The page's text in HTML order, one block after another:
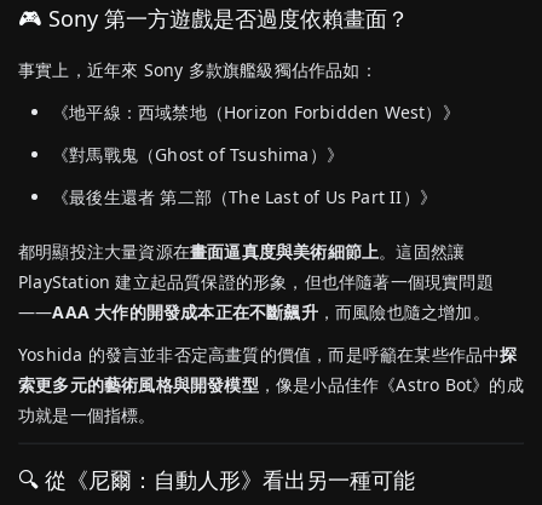
🎮 Sony 第一方遊戲是否過度依賴畫面？
事實上，近年來 Sony 多款旗艦級獨佔作品如：
《地平線：西域禁地（Horizon Forbidden West）》
《對馬戰鬼（Ghost of Tsushima）》
《最後生還者 第二部（The Last of Us Part II）》
都明顯投注大量資源在畫面逼真度與美術細節上。這固然讓
PlayStation 建立起品質保證的形象，但也伴隨著一個現實問題
——AAA 大作的開發成本正在不斷飆升，而風險也隨之增加。
Yoshida 的發言並非否定高畫質的價值，而是呼籲在某些作品中探
索更多元的藝術風格與開發模型 ，像是小品佳作《Astro Bot》的成
功就是一個指標。
🔍 從《尼爾：自動人形》看出另一種可能